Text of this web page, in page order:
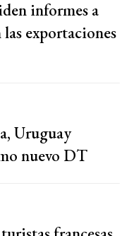
informes a
exportaciones
Uruguay
nuevo DT